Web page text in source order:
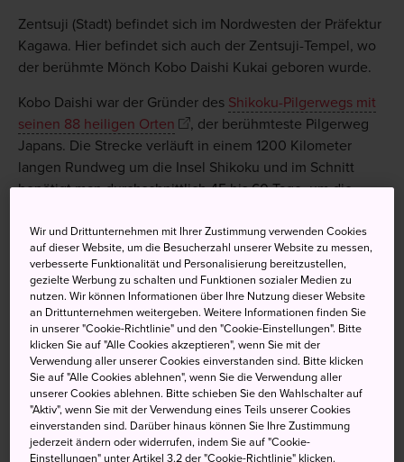
Zentsuji (Stadt) befindet sich im Nordwesten der Präfektur
Kagawa. Hier befindet sich auch der Zentsuji-Tempel, wo
der berühmte Mönch Kobo Daishi Kukai geboren wurde.
Kobo Daishi war der Gründer des Shikoku-Pilgerwegs mit
seinen 88 heiligen Orten
, der berühmteste Pilgerweg
Japans. Die Strecke verläuft in einem 1200 Kilometer
langen Rundweg um die Insel Shikoku und im Schnitt
benötigt man durchschnittlich 45 bis 60 Tage, um die
Wir und Drittunternehmen mit Ihrer Zustimmung verwenden Cookies
auf dieser Website, um die Besucherzahl unserer Website zu messen,
verbesserte Funktionalität und Personalisierung bereitzustellen,
gezielte Werbung zu schalten und Funktionen sozialer Medien zu
nutzen. Wir können Informationen über Ihre Nutzung dieser Website
an Drittunternehmen weitergeben. Weitere Informationen finden Sie
in unserer "Cookie-Richtlinie" und den "Cookie-Einstellungen". Bitte
klicken Sie auf "Alle Cookies akzeptieren", wenn Sie mit der
Verwendung aller unserer Cookies einverstanden sind. Bitte klicken
Sie auf "Alle Cookies ablehnen", wenn Sie die Verwendung aller
unserer Cookies ablehnen. Bitte schieben Sie den Wahlschalter auf
"Aktiv", wenn Sie mit der Verwendung eines Teils unserer Cookies
einverstanden sind. Darüber hinaus können Sie Ihre Zustimmung
jederzeit ändern oder widerrufen, indem Sie auf "Cookie-
Einstellungen" unter Artikel 3.2 der "Cookie-Richtlinie" klicken.